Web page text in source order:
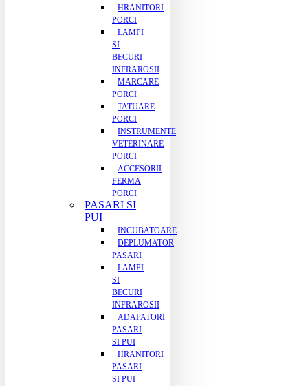
HRANITORI
PORCI
LAMPI
SI
BECURI
INFRAROSII
MARCARE
PORCI
TATUARE
PORCI
INSTRUMENTE
VETERINARE
PORCI
ACCESORII
FERMA
PORCI
PASARI SI
PUI
INCUBATOARE
DEPLUMATOR
PASARI
LAMPI
SI
BECURI
INFRAROSII
ADAPATORI
PASARI
SI PUI
HRANITORI
PASARI
SI PUI